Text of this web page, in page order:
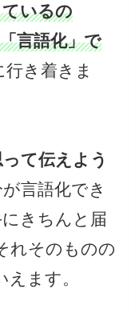
いるの
「言語化」で
き着きま
て伝えよう
言語化でき
きちんと届
れそのものの
ます。